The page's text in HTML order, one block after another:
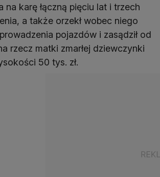
na karę łączną pięciu lat i trzech
a także orzekł wobec niego
pojazdów i zasądził od
rzecz matki zmarłej dziewczynki
50 tys. zł.